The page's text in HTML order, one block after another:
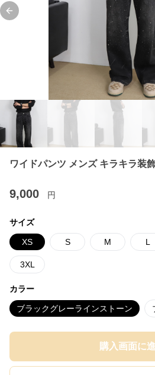
Previous slide
ワイドパンツ メンズ キラキラ装
9,000 円
サイズ
XS S M L
3XL
カラー
ブラックグレーラインストーン
購入画面に